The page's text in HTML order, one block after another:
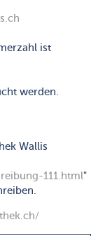
ist
werden.
Wallis
111.html "
/